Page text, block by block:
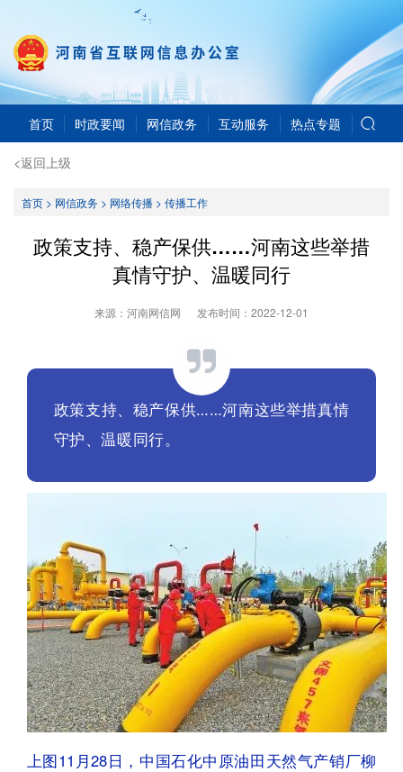
首页 时政要闻 网信政务 互动服务 热点专题
<返回上级
首页> 网信政务> 网络传播> 传播工作
政策支持、稳产保供……河南这些举措
真情守护、温暖同行
来源：河南网信网 发布时间： 2022-12-01
政策支持、稳产保供……河南这些举措真情
守护、温暖同行。
上图11月28日，中国石化中原油田天然气产销厂柳